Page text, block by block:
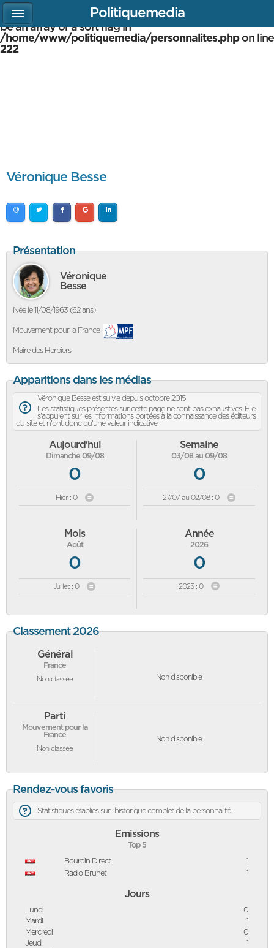
Warning
: array_multisort(): Argument #1 is expected to
be an array or a sort flag in
/home/www/politiquemedia/personnalites.phpon line
222
Véronique Besse
Présentation
Véronique
Besse
Née le 11/08/1963 (62 ans)
Mouvement pour la France
Maire des Herbiers
Apparitions dans les médias
Véronique Besse est suivie depuis octobre 2015
Les statistiques présentes sur cette page ne sont pas exhaustives. Elle
s'appuient sur les informations portées à la connaissance des éditeurs
du site et n'ont donc qu'une valeur indicative.
Aujourd'hui
Dimanche 09/08
0
Hier : 0
Semaine
03/08 au 09/08
0
27/07 au 02/08 : 0
Mois
Août
0
Juillet : 0
Année
2026
0
2025 : 0
Classement 2026
Général
France
Non classée Non disponible
Parti
Mouvement pour la
France
Non classée
Non disponible
Rendez-vous favoris
Statistiques établies sur l'historique complet de la personnalité.
Emissions
Top 5
Bourdin Direct
1
Radio Brunet
1
Jours
Lundi
0
Mardi
1
Mercredi
0
Jeudi
1
Politiquemedia